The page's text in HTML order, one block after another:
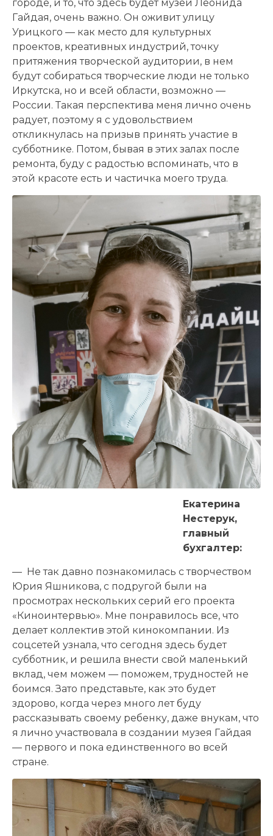
городе, и то, что здесь будет музей Леонида
Гайдая, очень важно. Он оживит улицу
Урицкого — как место для культурных
проектов, креативных индустрий, точку
притяжения творческой аудитории, в нем
будут собираться творческие люди не только
Иркутска, но и всей области, возможно —
России. Такая перспектива меня лично очень
радует, поэтому я с удовольствием
откликнулась на призыв принять участие в
субботнике. Потом, бывая в этих залах после
ремонта, буду с радостью вспоминать, что в
этой красоте есть и частичка моего труда.
Екатерина
Нестерук,
главный
бухгалтер:
— Не так давно познакомилась с творчеством
Юрия Яшникова, с подругой были на
просмотрах нескольких серий его проекта
«Киноинтервью». Мне понравилось все, что
делает коллектив этой кинокомпании. Из
соцсетей узнала, что сегодня здесь будет
субботник, и решила внести свой маленький
вклад, чем можем — поможем, трудностей не
боимся. Зато представьте, как это будет
здорово, когда через много лет буду
рассказывать своему ребенку, даже внукам, что
я лично участвовала в создании музея Гайдая
— первого и пока единственного во всей
стране.